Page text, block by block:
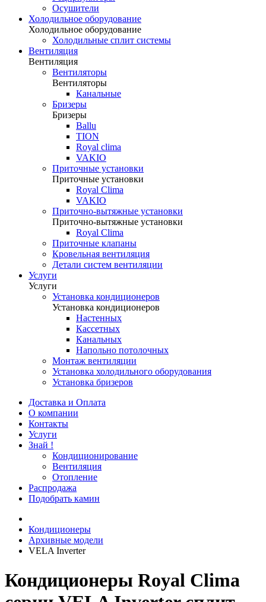
Осушители
Холодильное оборудование
Холодильное оборудование
Холодильные сплит системы
Вентиляция
Вентиляция
Вентиляторы
Вентиляторы
Канальные
Бризеры
Бризеры
Ballu
TION
Royal clima
VAKIO
Приточные установки
Приточные установки
Royal Clima
VAKIO
Приточно-вытяжные установки
Приточно-вытяжные установки
Royal Clima
Приточные клапаны
Кровельная вентиляция
Детали систем вентиляции
Услуги
Услуги
Установка кондиционеров
Установка кондиционеров
Настенных
Кассетных
Канальных
Напольно потолочных
Монтаж вентиляции
Установка холодильного оборудования
Установка бризеров
Доставка и Оплата
О компании
Контакты
Услуги
Знай !
Кондиционирование
Вентиляция
Отопление
Распродажа
Подобрать камин
Кондиционеры
Архивные модели
VELA Inverter
Кондиционеры Royal Clima